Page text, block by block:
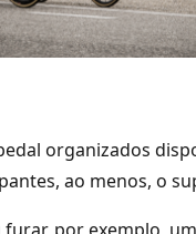
organizados
ao menos, o